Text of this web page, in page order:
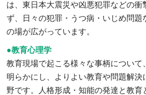
は、東日本大震災や凶悪犯罪などの衝
ず、日々の犯罪・うつ病・いじめ問題
の場が広がっています。
●教育心理学
教育現場で起こる様々な事柄について
明らかにし、よりよい教育や問題解決
野です。人格形成・知能の発達と教育